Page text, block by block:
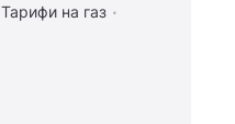
Тарифи на газ